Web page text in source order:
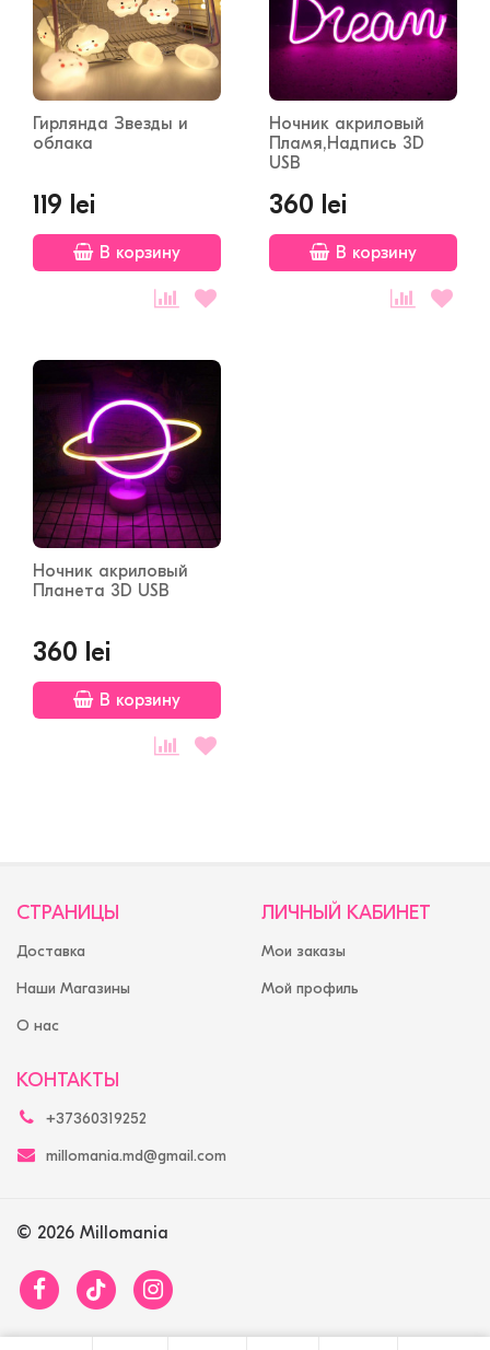
Гирлянда Звезды и
облака
119 lei
В корзину
Ночник акриловый
Пламя,Надпись 3D
USB
360 lei
В корзину
Ночник акриловый
Планета 3D USB
360 lei
В корзину
СТРАНИЦЫ
Доставка
Наши Магазины
О нас
ЛИЧНЫЙ КАБИНЕТ
Мои заказы
Мой профиль
КОНТАКТЫ
+37360319252
millomania.md@gmail.com
© 2026 Millomania